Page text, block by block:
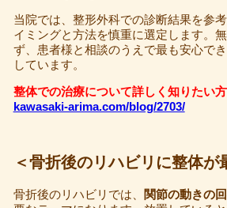
当院では、整形外科での診断結果を参
イミングと方法を慎重に選定します。
ず、患者様と相談のうえで最も安心で
しています。
整体での治療について詳しく知りたい
kawasaki-arima.com/blog/2703/
＜骨折後のリハビリに整体が
骨折後のリハビリでは、 関節の動きの